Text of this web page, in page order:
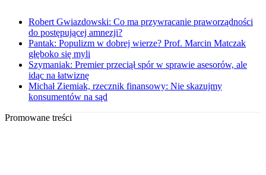
Robert Gwiazdowski: Co ma przywracanie praworządności
do postępującej amnezji?
Pantak: Populizm w dobrej wierze? Prof. Marcin Matczak
głęboko się myli
Szymaniak: Premier przeciął spór w sprawie asesorów, ale
idąc na łatwiznę
Michał Ziemiak, rzecznik finansowy: Nie skazujmy
konsumentów na sąd
Promowane treści